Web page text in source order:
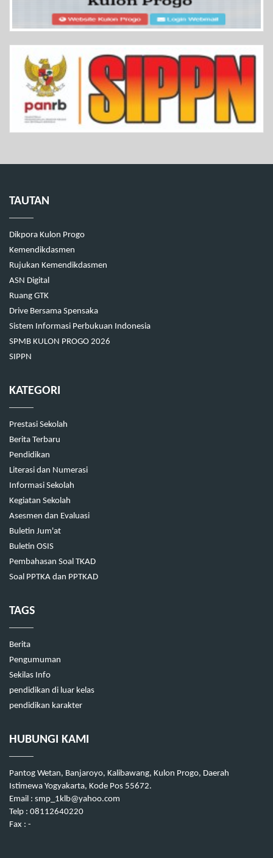
TAUTAN
Dikpora Kulon Progo
Kemendikdasmen
Rujukan Kemendikdasmen
ASN Digital
Ruang GTK
Drive Bersama Spensaka
Sistem Informasi Perbukuan Indonesia
SPMB KULON PROGO 2026
SIPPN
KATEGORI
Prestasi Sekolah
Berita Terbaru
Pendidikan
Literasi dan Numerasi
Informasi Sekolah
Kegiatan Sekolah
Asesmen dan Evaluasi
Buletin Jum'at
Buletin OSIS
Pembahasan Soal TKAD
Soal PPTKA dan PPTKAD
TAGS
Berita
Pengumuman
Sekilas Info
pendidikan di luar kelas
pendidikan karakter
HUBUNGI KAMI
Pantog Wetan, Banjaroyo, Kalibawang, Kulon Progo, Daerah
Istimewa Yogyakarta, Kode Pos 55672.
Email : smp_1klb@yahoo.com
Telp : 08112640220
Fax : -